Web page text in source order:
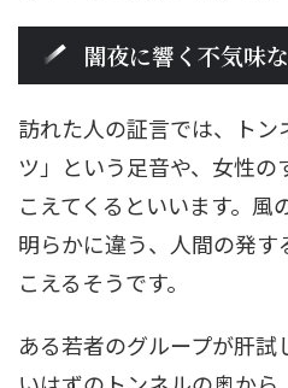
闇夜に響く不気味
訪れた人の証言では、ト
ツ」という足音や、女性
こえてくるといいます。風
明らかに違う、人間の発
こえるそうです。
ある若者のグループが肝